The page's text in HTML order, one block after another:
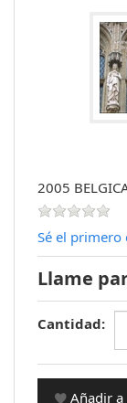
2005
Sé el primero
Llame
Cantidad: